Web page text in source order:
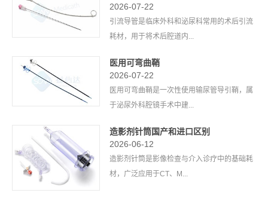
2026-07-22
引流导管是临床外科和泌尿科常用的术后引流
耗材，用于将术后腔道内...
医用可弯曲鞘
2026-07-22
医用可弯曲鞘是一次性使用输尿管导引鞘，属
于泌尿外科腔镜手术中建...
造影剂针筒国产和进口区别
2026-06-12
造影剂针筒是影像检查与介入诊疗中的基础耗
材，广泛应用于CT、M...